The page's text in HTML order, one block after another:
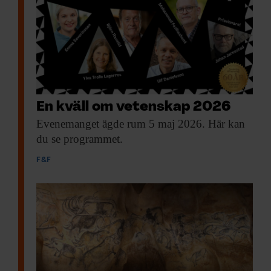
En kväll om vetenskap 2026
Evenemanget ägde rum 5 maj 2026. Här kan
du se programmet.
F&F